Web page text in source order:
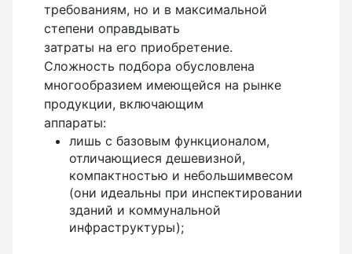
требованиям, но и в максимальной
степени оправдывать
затраты на его приобретение.
Сложность подбора обусловлена
многообразием имеющейся на рынке
продукции, включающим
аппараты:
лишь с базовым функционалом,
отличающиеся дешевизной,
компактностью и небольшимвесом
(они идеальны при инспектировании
зданий и коммунальной
инфраструктуры);
Лазерные уровни
Лазерные уровни (с зеленым лучом)
Лазерные уровни (с красным лучом)
Лазерные уровни ADA
Показать еще
Мотобуры